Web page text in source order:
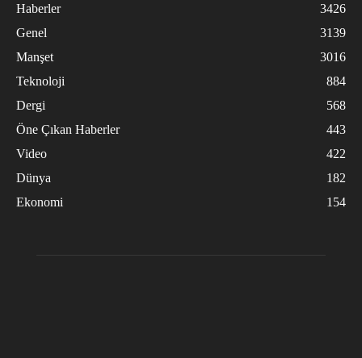
Haberler
3426
Genel
3139
Manşet
3016
Teknoloji
884
Dergi
568
Öne Çıkan Haberler
443
Video
422
Dünya
182
Ekonomi
154